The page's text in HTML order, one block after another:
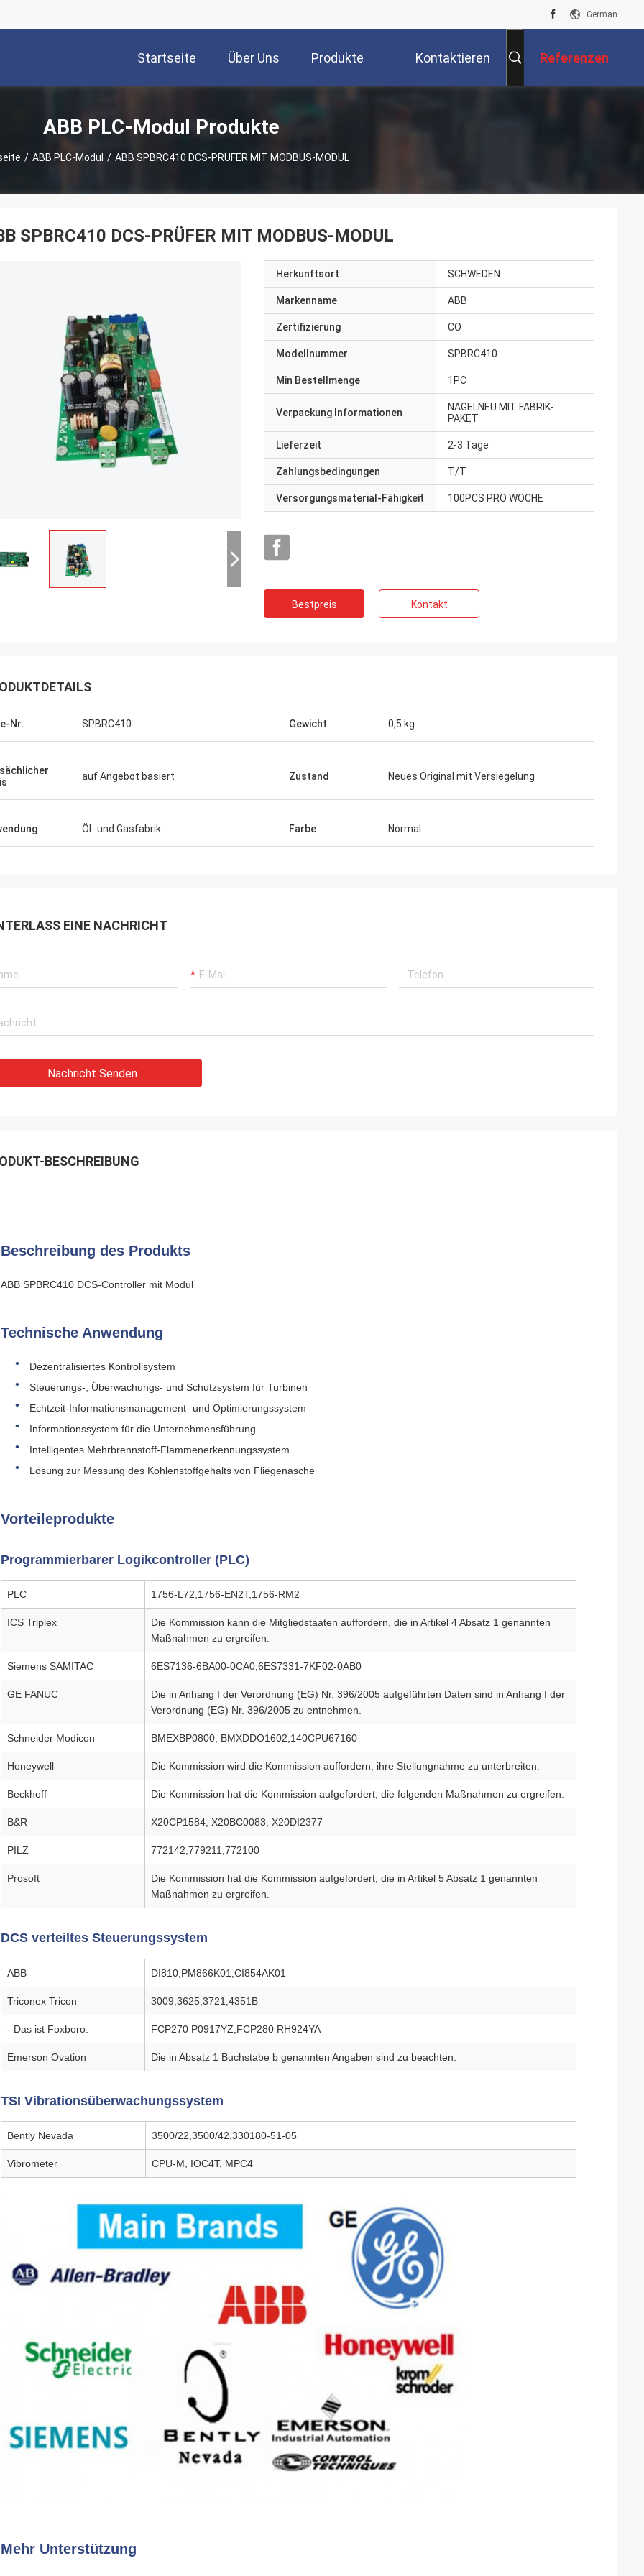
German
Startseite Über Uns Produkte Kontaktieren Referenzen
ABB PLC-Modul Produkte
/ ABB PLC-Modul / ABB SPBRC410 DCS-PRÜFER MIT MODBUS-MODUL
SPBRC410 DCS-PRÜFER MIT MODBUS-MODUL
Herkunftsort SCHWEDEN
Markenname ABB
Zertifizierung CO
Modellnummer SPBRC410
Min Bestellmenge 1PC
Verpackung Informationen
NAGELNEU MIT FABRIK-
PAKET
Lieferzeit 2-3 Tage
Zahlungsbedingungen T/T
Versorgungsmaterial-Fähigkeit 100PCS PRO WOCHE
Bestpreis Kontakt
Nr. SPBRC410 Gewicht 0,5 kg
auf Angebot basiert Zustand Neues Original mit Versiegelung
Öl- und Gasfabrik Farbe Normal
EINE NACHRICHT
Nachricht Senden
BESCHREIBUNG
Beschreibung des Produkts
ABB SPBRC410 DCS-Controller mit Modul
Technische Anwendung
Dezentralisiertes Kontrollsystem
Steuerungs-, Überwachungs- und Schutzsystem für Turbinen
Echtzeit-Informationsmanagement- und Optimierungssystem
Informationssystem für die Unternehmensführung
Intelligentes Mehrbrennstoff-Flammenerkennungssystem
Lösung zur Messung des Kohlenstoffgehalts von Fliegenasche
Vorteileprodukte
Programmierbarer Logikcontroller (PLC)
PLC 1756-L72,1756-EN2T,1756-RM2
ICS Triplex
Die Kommission kann die Mitgliedstaaten auffordern, die in Artikel 4 Absatz 1 genannten
Maßnahmen zu ergreifen.
Siemens SAMITAC 6ES7136-6BA00-0CA0,6ES7331-7KF02-0AB0
GE FANUC
Die in Anhang I der Verordnung (EG) Nr. 396/2005 aufgeführten Daten sind in Anhang I der
Verordnung (EG) Nr. 396/2005 zu entnehmen.
Schneider Modicon BMEXBP0800, BMXDDO1602,140CPU67160
Honeywell Die Kommission wird die Kommission auffordern, ihre Stellungnahme zu unterbreiten.
Beckhoff Die Kommission hat die Kommission aufgefordert, die folgenden Maßnahmen zu ergreifen:
B&R X20CP1584, X20BC0083, X20DI2377
PILZ 772142,779211,772100
Prosoft
Die Kommission hat die Kommission aufgefordert, die in Artikel 5 Absatz 1 genannten
Maßnahmen zu ergreifen.
DCS verteiltes Steuerungssystem
ABB DI810,PM866K01,CI854AK01
Triconex Tricon 3009,3625,3721,4351B
- Das ist Foxboro. FCP270 P0917YZ,FCP280 RH924YA
Emerson Ovation Die in Absatz 1 Buchstabe b genannten Angaben sind zu beachten.
TSI Vibrationsüberwachungssystem
Bently Nevada 3500/22,3500/42,330180-51-05
Vibrometer CPU-M, IOC4T, MPC4
Mehr Unterstützung